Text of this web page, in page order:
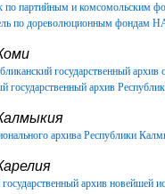
по партийным и комсомольским
по дореволюционным фондам
государственный
государственный архив
архива Республики
архив новейшей